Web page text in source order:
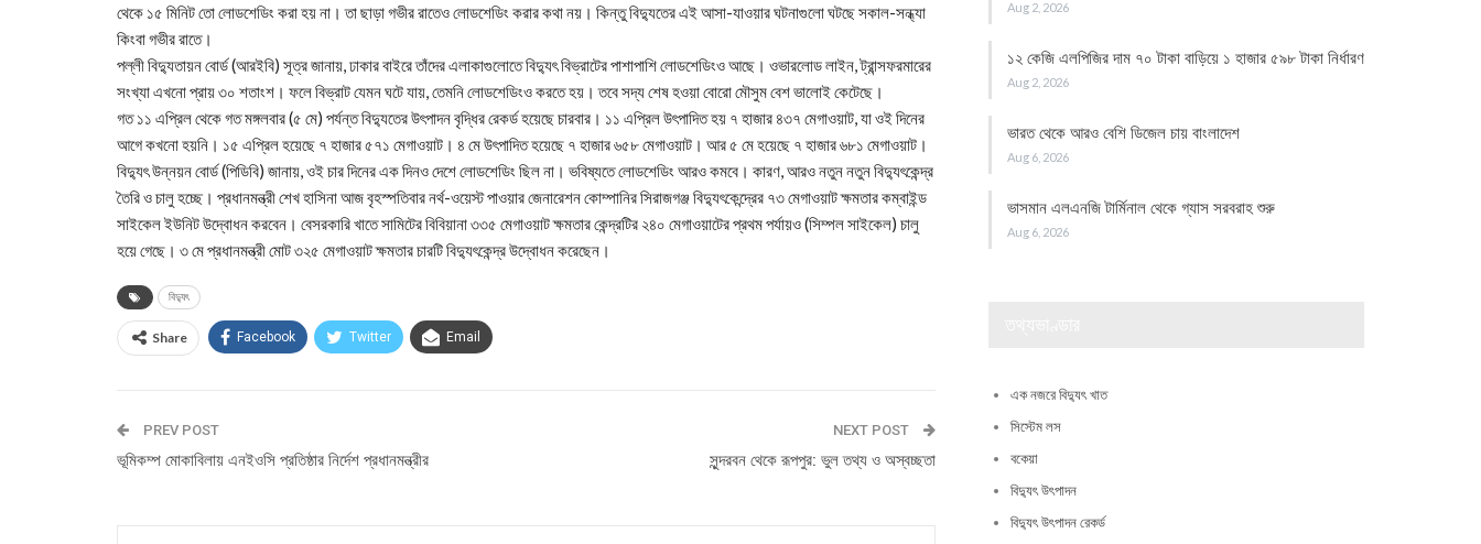
থেকে ১৫ মিনিট তো লোডশেডিং করা হয় না। তা ছাড়া গভীর রাতেও লোডশেডিং করার কথা নয়। কিন্তু বিদ্যুতের এই আসা-যাওয়ার ঘটনাগুলো ঘটছে সকাল-সন্ধ্যা
কিংবা গভীর রাতে।
পল্লী বিদ্যুতায়ন বোর্ড (আরইবি) সূত্র জানায়, ঢাকার বাইরে তাঁদের এলাকাগুলোতে বিদ্যুৎ বিভ্রাটের পাশাপাশি লোডশেডিংও আছে। ওভারলোড লাইন, ট্রান্সফরমারের
সংখ্যা এখনো প্রায় ৩০ শতাংশ। ফলে বিভ্রাট যেমন ঘটে যায়, তেমনি লোডশেডিংও করতে হয়। তবে সদ্য শেষ হওয়া বোরো মৌসুম বেশ ভালোই কেটেছে।
গত ১১ এপ্রিল থেকে গত মঙ্গলবার (৫ মে) পর্যন্ত বিদ্যুতের উৎপাদন বৃদ্ধির রেকর্ড হয়েছে চারবার। ১১ এপ্রিল উৎপাদিত হয় ৭ হাজার ৪৩৭ মেগাওয়াট, যা ওই দিনের
আগে কখনো হয়নি। ১৫ এপ্রিল হয়েছে ৭ হাজার ৫৭১ মেগাওয়াট। ৪ মে উৎপাদিত হয়েছে ৭ হাজার ৬৫৮ মেগাওয়াট। আর ৫ মে হয়েছে ৭ হাজার ৬৮১ মেগাওয়াট।
বিদ্যুৎ উন্নয়ন বোর্ড (পিডিবি) জানায়, ওই চার দিনের এক দিনও দেশে লোডশেডিং ছিল না। ভবিষ্যতে লোডশেডিং আরও কমবে। কারণ, আরও নতুন নতুন বিদ্যুৎকেন্দ্র
তৈরি ও চালু হচ্ছে। প্রধানমন্ত্রী শেখ হাসিনা আজ বৃহস্পতিবার নর্থ-ওয়েস্ট পাওয়ার জেনারেশন কোম্পানির সিরাজগঞ্জ বিদ্যুৎকেন্দ্রের ৭৩ মেগাওয়াট ক্ষমতার কম্বাইন্ড
সাইকেল ইউনিট উদ্বোধন করবেন। বেসরকারি খাতে সামিটের বিবিয়ানা ৩৩৫ মেগাওয়াট ক্ষমতার কেন্দ্রটির ২৪০ মেগাওয়াটের প্রথম পর্যায়ও (সিম্পল সাইকেল) চালু
হয়ে গেছে। ৩ মে প্রধানমন্ত্রী মোট ৩২৫ মেগাওয়াট ক্ষমতার চারটি বিদ্যুৎকেন্দ্র উদ্বোধন করেছেন।
বিদ্যুৎ
Share Facebook Twitter Email
PREV POST
ভূমিকম্প মোকাবিলায় এনইওসি প্রতিষ্ঠার নির্দেশ প্রধানমন্ত্রীর
NEXT POST
সুন্দরবন থেকে রূপপুর: ভুল তথ্য ও অস্বচ্ছতা
Aug 2, 2026
১২ কেজি এলপিজির দাম ৭০ টাকা বাড়িয়ে ১ হাজার ৫৯৮ টাকা নির্ধারণ
Aug 2, 2026
ভারত থেকে আরও বেশি ডিজেল চায় বাংলাদেশ
Aug 6, 2026
ভাসমান এলএনজি টার্মিনাল থেকে গ্যাস সরবরাহ শুরু
Aug 6, 2026
এক নজরে বিদ্যুৎ খাত
সিস্টেম লস
বকেয়া
বিদ্যুৎ উৎপাদন
বিদ্যুৎ উৎপাদন রেকর্ড